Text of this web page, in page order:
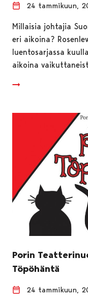
24 tammikuun,
Millaisia johtajia
eri aikoina?
luentosarjassa
aikoina
Porin
Töpöhäntä
24 tammikuun,